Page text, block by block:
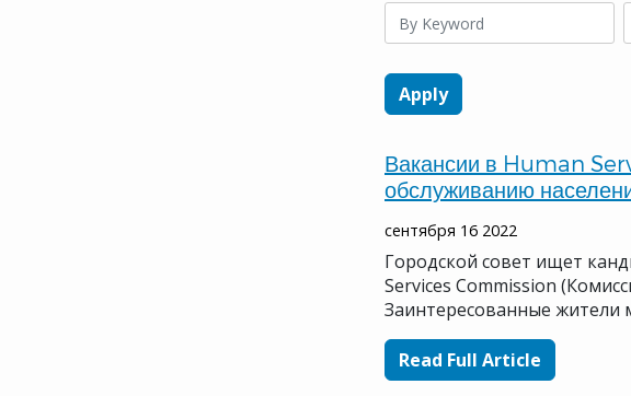
Вакансии в Human
обслуживанию
сентября 16 2022
Городской совет ищет
Services Commission
Заинтересованные жители
Read Full Article